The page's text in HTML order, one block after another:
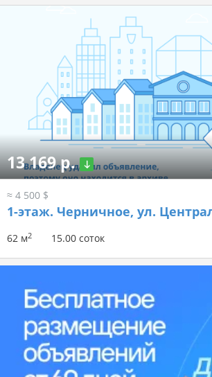
13 169 р.
≈ 4 500 $
1-этаж. Черничное, ул.
62 м2 15.00 соток